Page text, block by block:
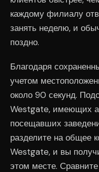
каждому филиалу
занять неделю, и
поздно.
Благодаря
учетом
около 90 секунд.
Westgate, имеющих
посещавших
разделите на общее
Westgate, и вы
этом месте.